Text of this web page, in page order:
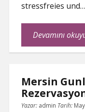
TIKTOK
TWITTER
stressfreies und…
Devamını
Mersin
Yazar: admin Tarih: